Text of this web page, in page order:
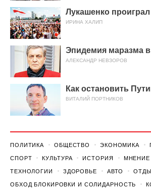
Лукашенко
ИРИНА ХАЛИП
Эпидемия маразма
АЛЕКСАНДР НЕВЗОРОВ
Как остановить
ВИТАЛИЙ ПОРТНИКОВ
ПОЛИТИКА ОБЩЕСТВО ЭКОНОМИКА
СПОРТ КУЛЬТУРА ИСТОРИЯ МНЕНИЕ
ТЕХНОЛОГИИ ЗДОРОВЬЕ АВТО
ОБХОД БЛОКИРОВКИ И СОЛИДАРНОСТЬ